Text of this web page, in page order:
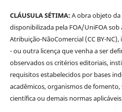
CLÁUSULA SÉTIMA:A obra objeto da
disponibilizada pela FOA/UniFOA
Atribuição-NãoComercial (CC BY-
- ou outra licença que venha a ser
observados os critérios editoriais,
requisitos estabelecidos por bases
acadêmicos, organismos de
científica ou demais normas